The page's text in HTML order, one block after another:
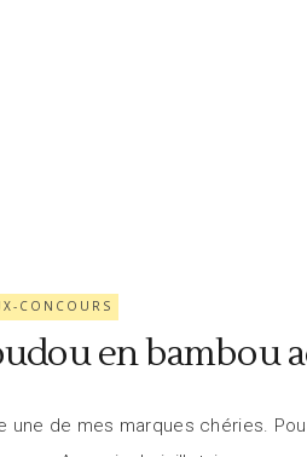
CONCOURS
en bambou
une de mes marques chéries.